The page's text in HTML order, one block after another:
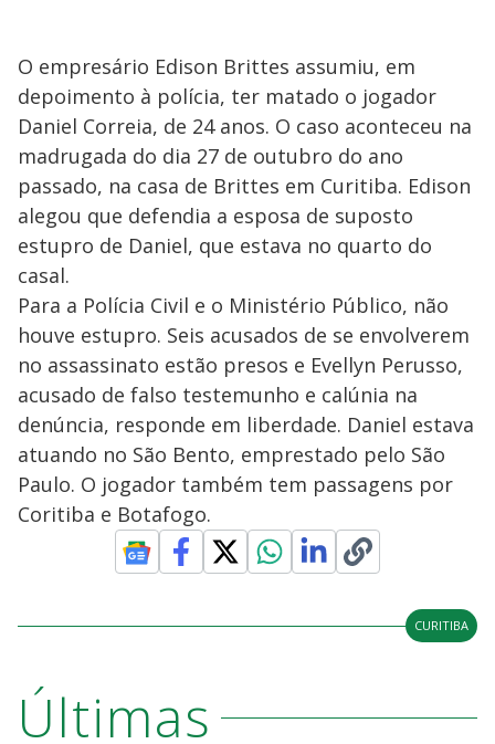
O empresário Edison Brittes assumiu, em
depoimento à polícia, ter matado o jogador
Daniel Correia, de 24 anos. O caso aconteceu na
madrugada do dia 27 de outubro do ano
passado, na casa de Brittes em Curitiba. Edison
alegou que defendia a esposa de suposto
estupro de Daniel, que estava no quarto do
casal.
Para a Polícia Civil e o Ministério Público, não
houve estupro. Seis acusados de se envolverem
no assassinato estão presos e Evellyn Perusso,
acusado de falso testemunho e calúnia na
denúncia, responde em liberdade. Daniel estava
atuando no São Bento, emprestado pelo São
Paulo. O jogador também tem passagens por
Coritiba e Botafogo.
CURITIBA
Últimas